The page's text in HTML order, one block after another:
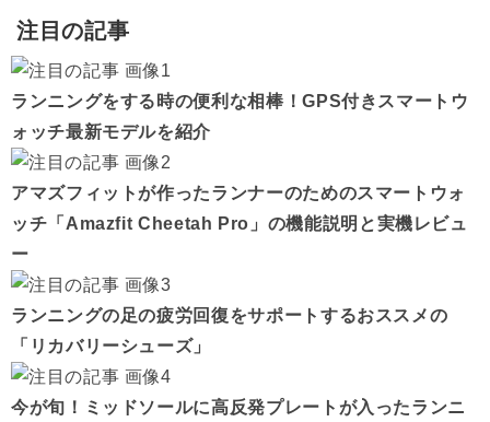
注目の記事
ランニングをする時の便利な相棒！GPS付きスマートウ
ォッチ最新モデルを紹介
アマズフィットが作ったランナーのためのスマートウォ
ッチ「Amazfit Cheetah Pro」の機能説明と実機レビュ
ー
ランニングの足の疲労回復をサポートするおススメの
「リカバリーシューズ」
今が旬！ミッドソールに高反発プレートが入ったランニ